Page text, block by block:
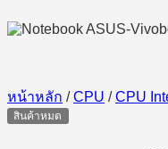
หน้าหลัก / CPU / CPU
สินค้าหมด